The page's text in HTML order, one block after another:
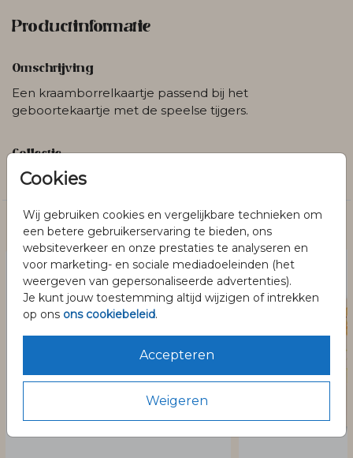
Cookies
Wij gebruiken cookies en vergelijkbare technieken om
een betere gebruikerservaring te bieden, ons
websiteverkeer en onze prestaties te analyseren en
voor marketing- en sociale mediadoeleinden (het
weergeven van gepersonaliseerde advertenties).
Je kunt jouw toestemming altijd wijzigen of intrekken
op ons ons cookiebeleid.
Accepteren
Weigeren
Productinformatie
Omschrijving
Een kraamborrelkaartje passend bij het
geboortekaartje met de speelse tijgers.
Collectie
Kraamborrelkaartjes
Dit vind je misschien ook leuk